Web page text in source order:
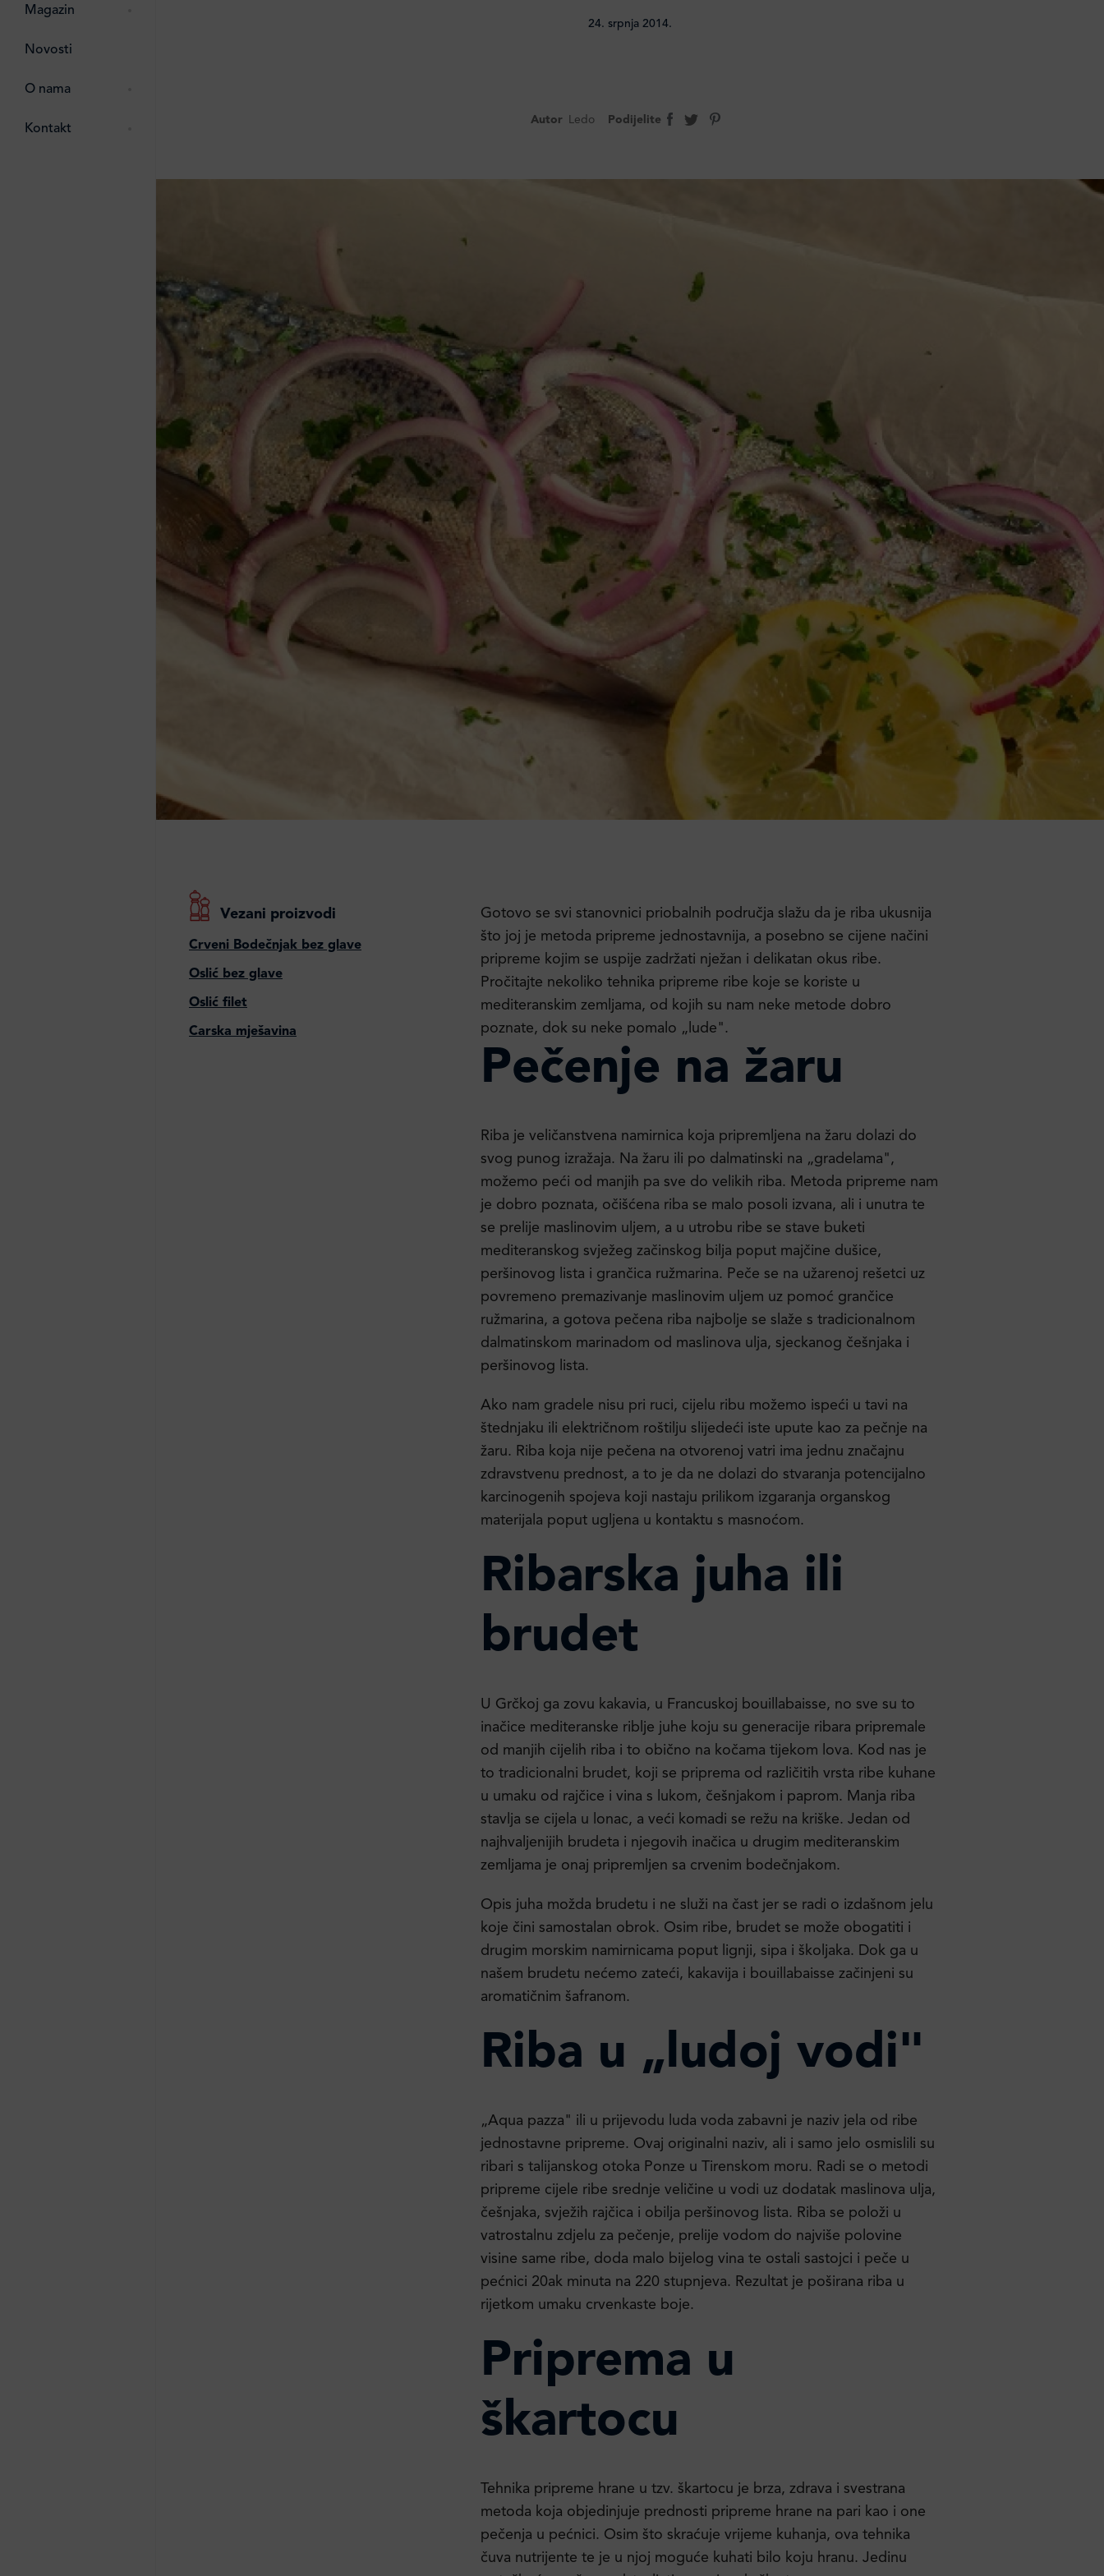
Magazin
Novosti
O nama
ostalo
Kontakt
24. srpnja 2014.
Autor Ledo Podijelite
Vezani proizvodi
Crveni Bodečnjak bez glave
Oslić bez glave
Oslić filet
Carska mješavina
Gotovo se svi stanovnici priobalnih područja slažu da je riba ukusnija
što joj je metoda pripreme jednostavnija, a posebno se cijene načini
pripreme kojim se uspije zadržati nježan i delikatan okus ribe.
Pročitajte nekoliko tehnika pripreme ribe koje se koriste u
mediteranskim zemljama, od kojih su nam neke metode dobro
poznate, dok su neke pomalo „lude".
Pečenje na žaru
Riba je veličanstvena namirnica koja pripremljena na žaru dolazi do
svog punog izražaja. Na žaru ili po dalmatinski na „gradelama",
možemo peći od manjih pa sve do velikih riba. Metoda pripreme nam
je dobro poznata, očišćena riba se malo posoli izvana, ali i unutra te
se prelije maslinovim uljem, a u utrobu ribe se stave buketi
mediteranskog svježeg začinskog bilja poput majčine dušice,
peršinovog lista i grančica ružmarina. Peče se na užarenoj rešetci uz
povremeno premazivanje maslinovim uljem uz pomoć grančice
ružmarina, a gotova pečena riba najbolje se slaže s tradicionalnom
dalmatinskom marinadom od maslinova ulja, sjeckanog češnjaka i
peršinovog lista.
Ako nam gradele nisu pri ruci, cijelu ribu možemo ispeći u tavi na
štednjaku ili električnom roštilju slijedeći iste upute kao za pečnje na
žaru. Riba koja nije pečena na otvorenoj vatri ima jednu značajnu
zdravstvenu prednost, a to je da ne dolazi do stvaranja potencijalno
karcinogenih spojeva koji nastaju prilikom izgaranja organskog
materijala poput ugljena u kontaktu s masnoćom.
Ribarska juha ili
brudet
U Grčkoj ga zovu kakavia, u Francuskoj bouillabaisse, no sve su to
inačice mediteranske riblje juhe koju su generacije ribara pripremale
od manjih cijelih riba i to obično na kočama tijekom lova. Kod nas je
to tradicionalni brudet, koji se priprema od različitih vrsta ribe kuhane
u umaku od rajčice i vina s lukom, češnjakom i paprom. Manja riba
stavlja se cijela u lonac, a veći komadi se režu na kriške. Jedan od
najhvaljenijih brudeta i njegovih inačica u drugim mediteranskim
zemljama je onaj pripremljen sa crvenim bodečnjakom.
Opis juha možda brudetu i ne služi na čast jer se radi o izdašnom jelu
koje čini samostalan obrok. Osim ribe, brudet se može obogatiti i
drugim morskim namirnicama poput lignji, sipa i školjaka. Dok ga u
našem brudetu nećemo zateći, kakavija i bouillabaisse začinjeni su
aromatičnim šafranom.
Riba u „ludoj vodi"
„Aqua pazza" ili u prijevodu luda voda zabavni je naziv jela od ribe
jednostavne pripreme. Ovaj originalni naziv, ali i samo jelo osmislili su
ribari s talijanskog otoka Ponze u Tirenskom moru. Radi se o metodi
pripreme cijele ribe srednje veličine u vodi uz dodatak maslinova ulja,
češnjaka, svježih rajčica i obilja peršinovog lista. Riba se položi u
vatrostalnu zdjelu za pečenje, prelije vodom do najviše polovine
visine same ribe, doda malo bijelog vina te ostali sastojci i peče u
pećnici 20ak minuta na 220 stupnjeva. Rezultat je poširana riba u
rijetkom umaku crvenkaste boje.
Priprema u
škartocu
Tehnika pripreme hrane u tzv. škartocu je brza, zdrava i svestrana
metoda koja objedinjuje prednosti pripreme hrane na pari kao i one
pečenja u pećnici. Osim što skraćuje vrijeme kuhanja, ova tehnika
čuva nutrijente te je u njoj moguće kuhati bilo koju hranu. Jedinu